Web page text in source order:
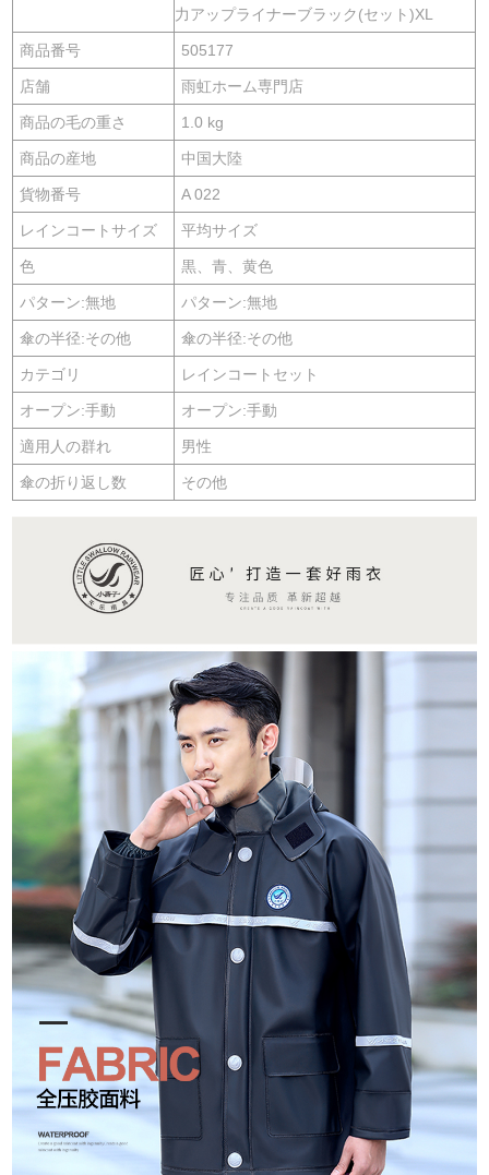
力アップライナーブラック(セット)XL
商品番号 505177
店舗 雨虹ホーム専門店
商品の毛の重さ 1.0 kg
商品の産地 中国大陸
貨物番号 A 022
レインコートサイズ 平均サイズ
色 黒、青、黄色
パターン:無地 パターン:無地
傘の半径:その他 傘の半径:その他
カテゴリ レインコートセット
オープン:手動 オープン:手動
適用人の群れ 男性
傘の折り返し数 その他